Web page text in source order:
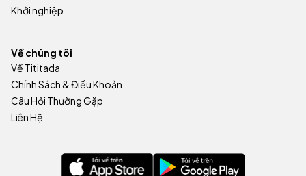
Khởi nghiệp
Về chúng tôi
Về Tititada
Chính Sách & Điều Khoản
Câu Hỏi Thường Gặp
Liên Hệ